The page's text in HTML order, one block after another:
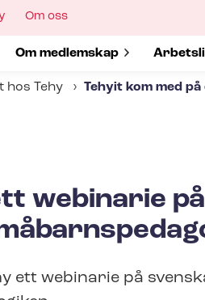
Show submenu for
Om medlemskap Show
Show
Om oss
hos Tehy Tehyit kom med
webinarie
ett webinarie på